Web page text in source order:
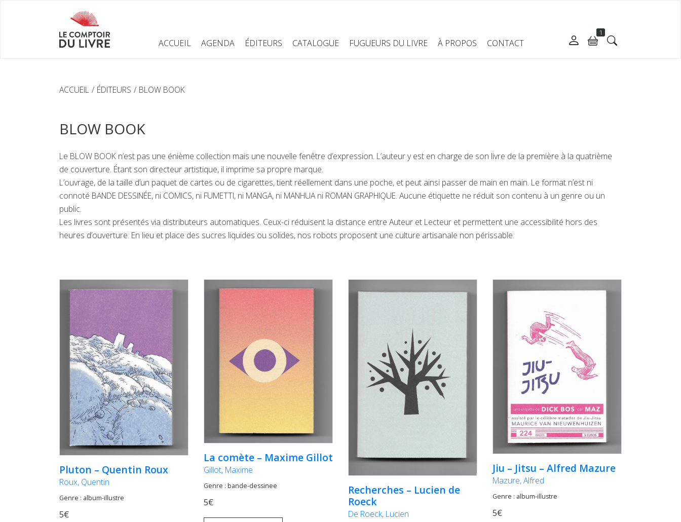
ACCUEIL AGENDA ÉDITEURS CATALOGUE FUGUEURS DU LIVRE À PROPOS CONTACT
1
ACCUEIL ÉDITEURS BLOW BOOK
BLOW BOOK
Le BLOW BOOK n’est pas une énième collection mais une nouvelle fenêtre d’expression. L’auteur y est en charge de son livre de la première à la quatrième
de couverture. Étant son directeur artistique, il imprime sa propre marque.
L’ouvrage, de la taille d’un paquet de cartes ou de cigarettes, tient réellement dans une poche, et peut ainsi passer de main en main. Le format n’est ni
connoté BANDE DESSINÉE, ni COMICS, ni FUMETTI, ni MANGA, ni MANHUA ni ROMAN GRAPHIQUE. Aucune étiquette ne réduit son contenu à un genre ou un
public.
Les livres sont présentés via distributeurs automatiques. Ceux-ci réduisent la distance entre Auteur et Lecteur et permettent une accessibilité hors des
heures d’ouverture. En lieu et place des sucres liquides ou solides, nos robots proposent une culture artisanale non périssable.
Pluton – Quentin Roux
Roux, Quentin
Genre : album-illustre
5€
La comète – Maxime Gillot
Gillot, Maxime
Genre : bande-dessinee
5€
Recherches – Lucien de
Roeck
De Roeck, Lucien
Jiu – Jitsu – Alfred Mazure
Mazure, Alfred
Genre : album-illustre
5€